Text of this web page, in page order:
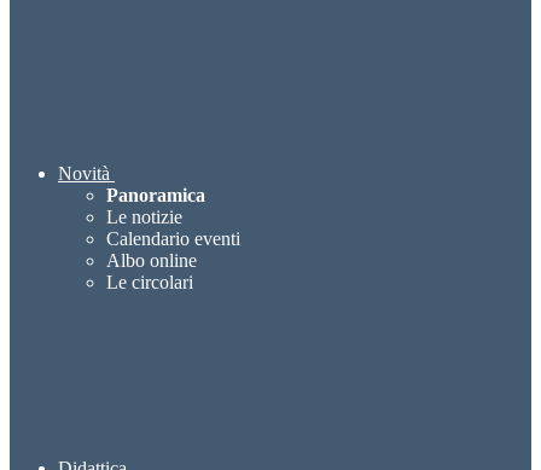
Novità
Panoramica
Le notizie
Calendario eventi
Albo online
Le circolari